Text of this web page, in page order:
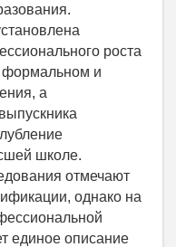
роста
формальном и
а
школе.
отмечают
однако на
единое описание